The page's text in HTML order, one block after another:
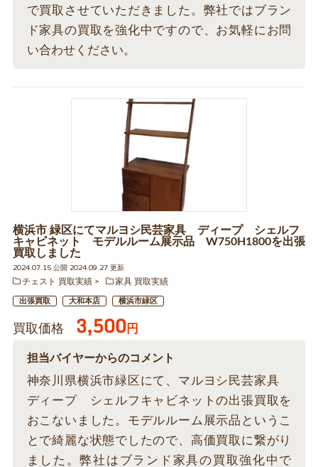
で買取させていただきました。弊社ではブラン
ド家具の買取を強化中ですので、お気軽にお問
い合わせください。
横浜市 緑区にてマルヨシ民芸家具 ディープ シェルフ
キャビネット モデルルーム展示品 W750H1800を出張
買取しました
2024.07.15 公開 2024.09.27 更新
チェスト 買取実績
家具 買取実績
出張買取 大和本店 横浜市緑区
買取価格 3,500円
担当バイヤーからのコメント
神奈川県横浜市緑区にて、マルヨシ民芸家具
ディープ シェルフキャビネットの出張買取を
おこないました。モデルルーム展示品というこ
とで綺麗な状態でしたので、高価買取に繋がり
ました。弊社はブランド家具の買取強化中で